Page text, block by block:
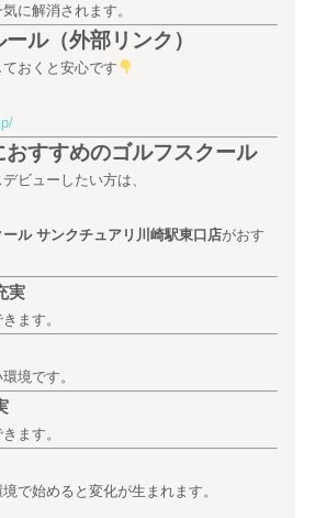
に解消されます。
ル（外部リンク）
おくと安心です
おすすめのゴルフスクール
ビューしたい方は、
ル サンクチュアリ川崎駅東口店がおす
実
ます。
境です。
ます。
で始めると変化が生まれます。